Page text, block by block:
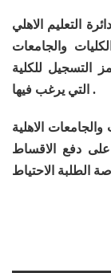
التعليم الاهلي
والجامعات
التسجيل للكلية
التي يرغب فيها .
الاهلية
على دفع الاقساط